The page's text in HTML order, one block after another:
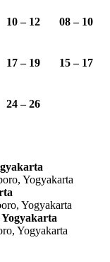
10 – 12 08 – 10
17 – 19 15 – 17
24 – 26
Yogyakarta
Yogyakarta
Yogyakarta